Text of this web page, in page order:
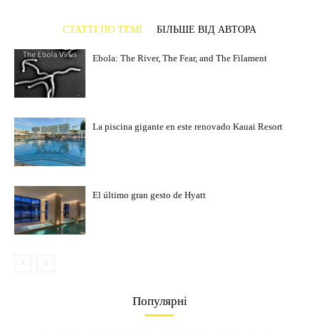
СТАТТІ ПО ТЕМІ БІЛЬШЕ ВІД АВТОРА
Ebola: The River, The Fear, and The Filament
La piscina gigante en este renovado Kauai Resort
El último gran gesto de Hyatt
Популярні